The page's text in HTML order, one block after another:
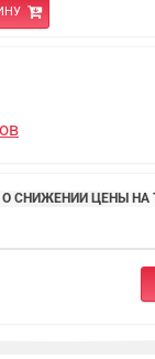
СНИЖЕНИИ ЦЕНЫ НА